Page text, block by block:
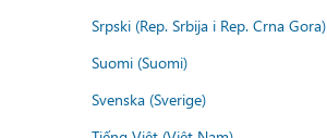
Srpski (Rep. Srbija i Rep. Crna Gora)
Suomi (Suomi)
Svenska (Sverige)